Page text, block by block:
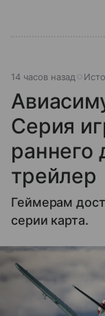
14 часов назад
Серия
раннего
трейлер
Геймерам
серии карта.